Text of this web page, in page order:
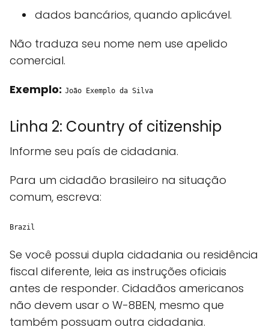
dados bancários, quando aplicável.
Não traduza seu nome nem use apelido
comercial.
Exemplo: João Exemplo da Silva
Linha 2: Country of citizenship
Informe seu país de cidadania.
Para um cidadão brasileiro na situação
comum, escreva:
Brazil
Se você possui dupla cidadania ou residência
fiscal diferente, leia as instruções oficiais
antes de responder. Cidadãos americanos
não devem usar o W-8BEN, mesmo que
também possuam outra cidadania.